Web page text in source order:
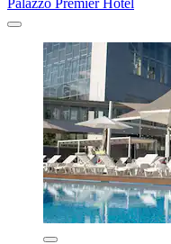
Palazzo Premier Hotel